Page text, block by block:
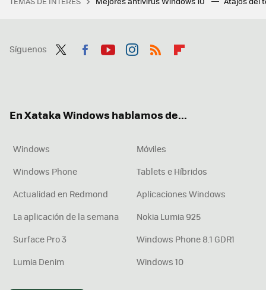
Síguenos
En Xataka Windows hablamos de...
Windows
Móviles
Windows Phone
Tablets e Híbridos
Actualidad en Redmond
Aplicaciones Windows
La aplicación de la semana
Nokia Lumia 925
Surface Pro 3
Windows Phone 8.1 GDR1
Lumia Denim
Windows 10